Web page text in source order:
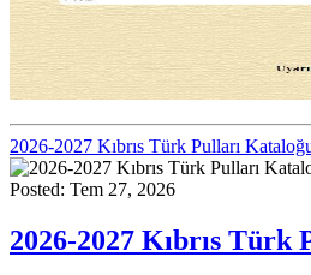
2026-2027 Kıbrıs Türk Pulları
Posted: Tem 27, 2026
2026-2027 Kıbrıs Türk